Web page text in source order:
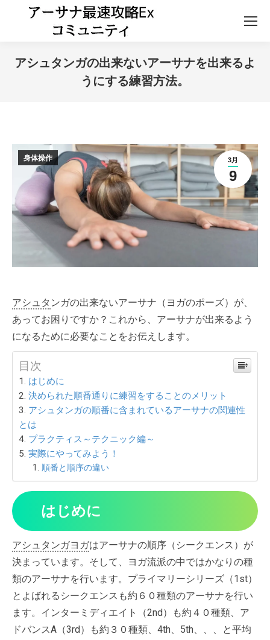
アシュタンガの出来ないアーサナを出来るよ
うにする練習方法。
3月
9
身体操作
アシュタ ンガの出来ないアーサナ（ヨガのポーズ）が、
あってお困りですか？これから、アーサナが出来るよう
になるために必要なことをお伝えします。
目次
はじめに
決められた順番通りに練習をすることのメリット
アシュタンガの順番に含まれているアーサナの関連性
とは
プラクティス～テクニック編～
実際にやってみよう！
順番と順序の違い
はじめに
アシュタンガヨガはアーサナの順序（シークエンス）が
決まっています。そして、ヨガ流派の中ではかなりの種
類のアーサナを行います。プライマリーシリーズ（1st）
とよばれるシークエンスも約６０種類のアーサナを行い
ます。インターミディエイト（2nd）も約４０種類、ア
ドバンスA（3rd）も約３０種類、4th、5th、、、と平均